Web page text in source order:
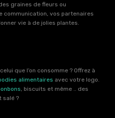
graines de fleurs ou
communication, vos partenaires
vie à de jolies plantes.
que l’on consomme ? Offrez à
alimentaires avec votre logo.
, biscuits et même .. des
salé ?